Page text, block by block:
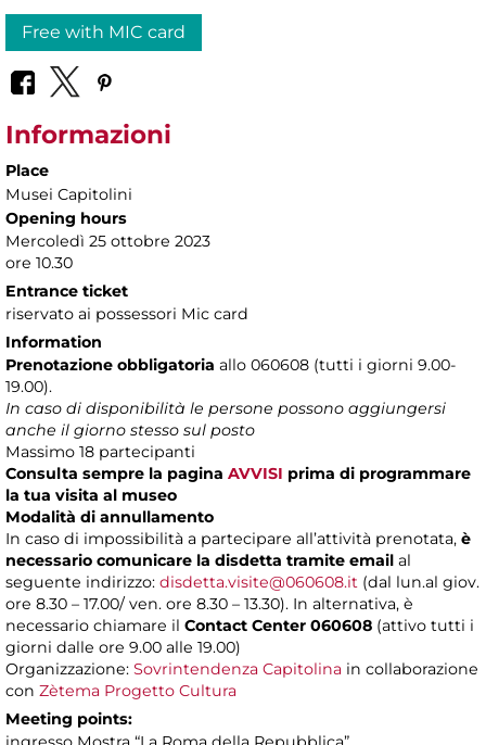
Free with MIC card
Informazioni
Place
Musei Capitolini
Opening hours
Mercoledì 25 ottobre 2023
ore 10.30
Entrance ticket
riservato ai possessori Mic card
Information
Prenotazione obbligatoria allo 060608 (tutti i giorni 9.00-
19.00).
In caso di disponibilità le persone possono aggiungersi
anche il giorno stesso sul posto
Massimo 18 partecipanti
Consulta sempre la pagina AVVISI prima di programmare
la tua visita al museo
Modalità di annullamento
In caso di impossibilità a partecipare all’attività prenotata, è
necessario comunicare la disdetta tramite email al
seguente indirizzo: disdetta.visite@060608.it (dal lun.al giov.
ore 8.30 – 17.00/ ven. ore 8.30 – 13.30). In alternativa, è
necessario chiamare il Contact Center 060608 (attivo tutti i
giorni dalle ore 9.00 alle 19.00)
Organizzazione: Sovrintendenza Capitolina in collaborazione
con Zètema Progetto Cultura
Meeting points: